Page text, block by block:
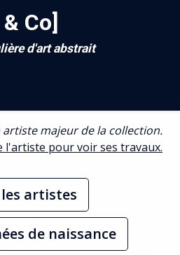
Co]
d'art abstrait
majeur de la collection.
l'artiste pour voir ses travaux.
artistes
de naissance